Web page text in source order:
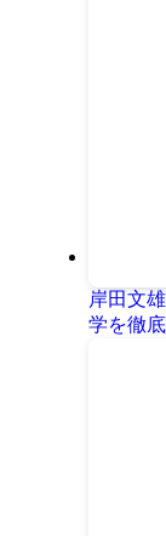
岸田文
学を徹